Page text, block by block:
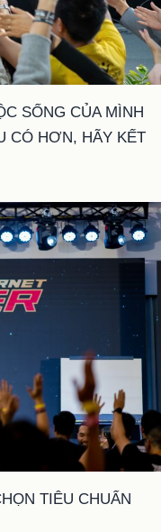
SỐNG CỦA MÌNH
CÓ HƠN, HÃY KẾT
TIÊU CHUẨN